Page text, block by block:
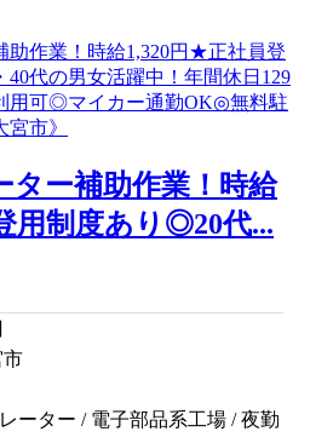
ター補助作業！時給
用制度あり◎20代...
市
ーター / 電子部品系工場 / 夜勤